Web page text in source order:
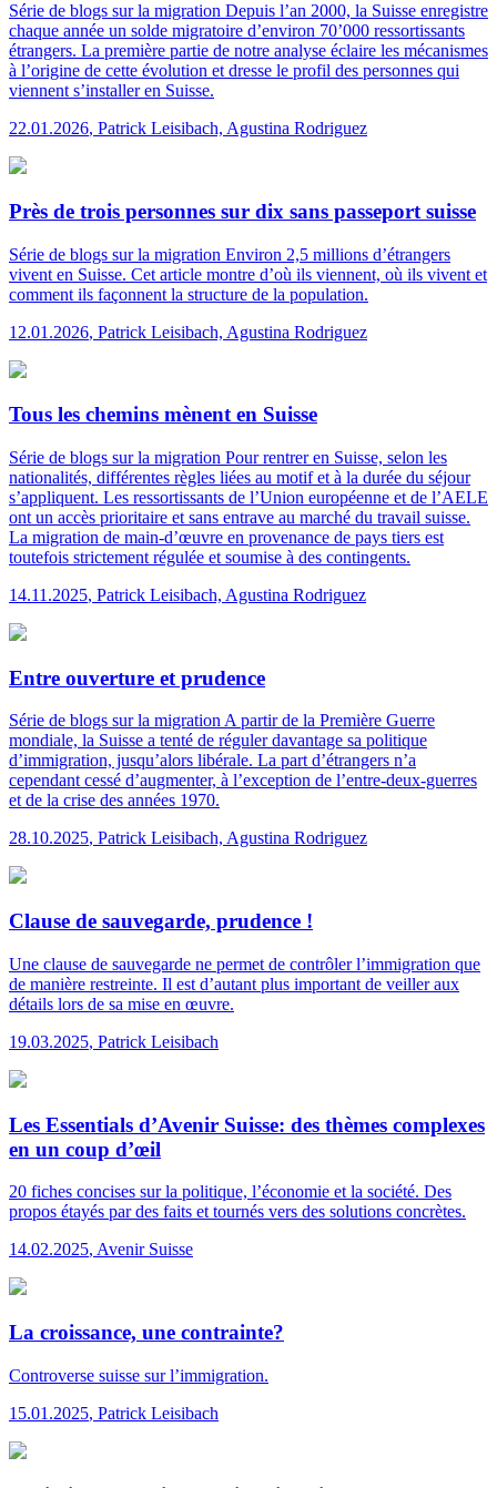
Série de blogs sur la migration Depuis l’an 2000, la Suisse enregistre
chaque année un solde migratoire d’environ 70’000 ressortissants
étrangers. La première partie de notre analyse éclaire les mécanismes
à l’origine de cette évolution et dresse le profil des personnes qui
viennent s’installer en Suisse.
22.01.2026, Patrick Leisibach, Agustina Rodriguez
Près de trois personnes sur dix sans passeport suisse
Série de blogs sur la migration Environ 2,5 millions d’étrangers
vivent en Suisse. Cet article montre d’où ils viennent, où ils vivent et
comment ils façonnent la structure de la population.
12.01.2026, Patrick Leisibach, Agustina Rodriguez
Tous les chemins mènent en Suisse
Série de blogs sur la migration Pour rentrer en Suisse, selon les
nationalités, différentes règles liées au motif et à la durée du séjour
s’appliquent. Les ressortissants de l’Union européenne et de l’AELE
ont un accès prioritaire et sans entrave au marché du travail suisse.
La migration de main-d’œuvre en provenance de pays tiers est
toutefois strictement régulée et soumise à des contingents.
14.11.2025, Patrick Leisibach, Agustina Rodriguez
Entre ouverture et prudence
Série de blogs sur la migration A partir de la Première Guerre
mondiale, la Suisse a tenté de réguler davantage sa politique
d’immigration, jusqu’alors libérale. La part d’étrangers n’a
cependant cessé d’augmenter, à l’exception de l’entre-deux-guerres
et de la crise des années 1970.
28.10.2025, Patrick Leisibach, Agustina Rodriguez
Clause de sauvegarde, prudence !
Une clause de sauvegarde ne permet de contrôler l’immigration que
de manière restreinte. Il est d’autant plus important de veiller aux
détails lors de sa mise en œuvre.
19.03.2025, Patrick Leisibach
Les Essentials d’Avenir Suisse: des thèmes complexes
en un coup d’œil
20 fiches concises sur la politique, l’économie et la société. Des
propos étayés par des faits et tournés vers des solutions concrètes.
14.02.2025, Avenir Suisse
La croissance, une contrainte?
Controverse suisse sur l’immigration.
15.01.2025, Patrick Leisibach